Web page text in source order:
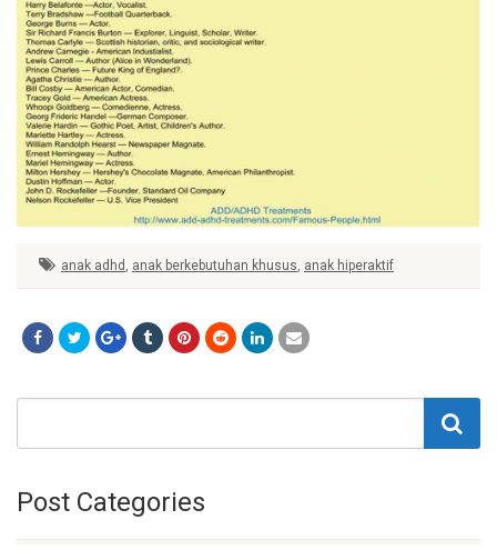
anak adhd , anak berkebutuhan khusus, anak hiperaktif
Post Categories